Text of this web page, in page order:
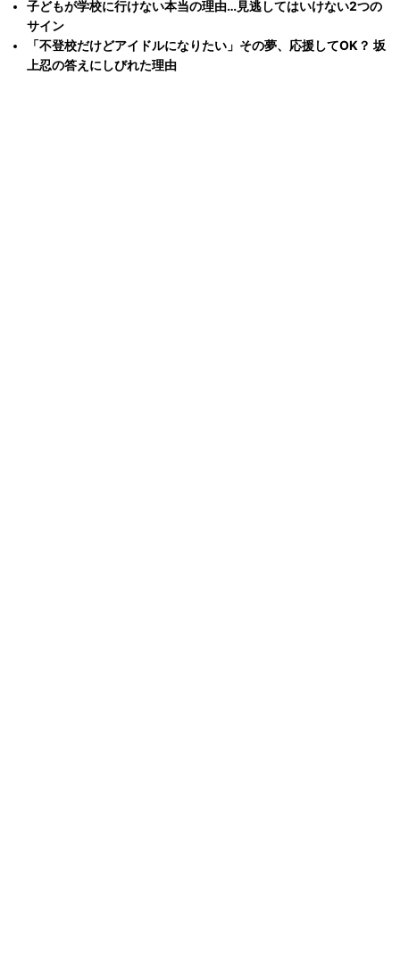
子どもが学校に行けない本当の理由…見逃してはいけない2つの
サイン
「不登校だけどアイドルになりたい」その夢、応援してOK？ 坂
上忍の答えにしびれた理由